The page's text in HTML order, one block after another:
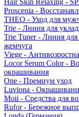
Hair Skin Relaxing -
Proscenia -
THEO - Уход для
Trie - Линия для
Trie Tuner - Линия
жемчуга
Viege -
Locor Serum Color -
окрашивания
One - Премиум уход
Luviona -
Moii - Средства для
Rufor - Бережное